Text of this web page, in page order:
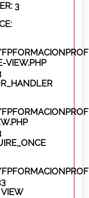
3
VIEW.PHP